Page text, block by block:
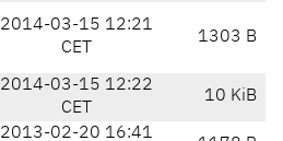
2014-03-15 12:21
CET
1303 B
2014-03-15 12:22
CET
10 KiB
2013-02-20 16:41